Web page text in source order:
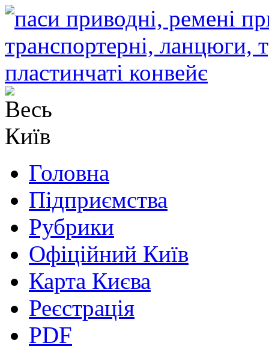
Головна
Підприємства
Рубрики
Офіційний Київ
Карта Києва
Реєстрація
PDF